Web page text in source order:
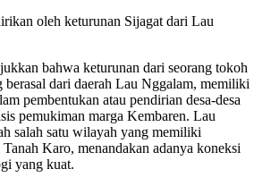
oleh keturunan Sijagat dari Lau
bahwa keturunan dari seorang tokoh
berasal dari daerah Lau Nggalam, memiliki
pembentukan atau pendirian desa-desa
pemukiman marga Kembaren. Lau
salah satu wilayah yang memiliki
Karo, menandakan adanya koneksi
yang kuat.